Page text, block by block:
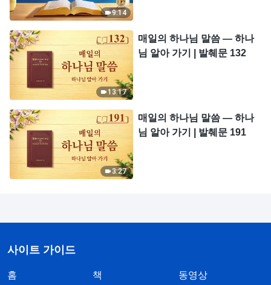
9:14
13:17
매일의 하나님 말씀 ― 하나
님 알아 가기 | 발췌문 132
3:27
매일의 하나님 말씀 ― 하나
님 알아 가기 | 발췌문 191
사이트 가이드
홈 책 동영상